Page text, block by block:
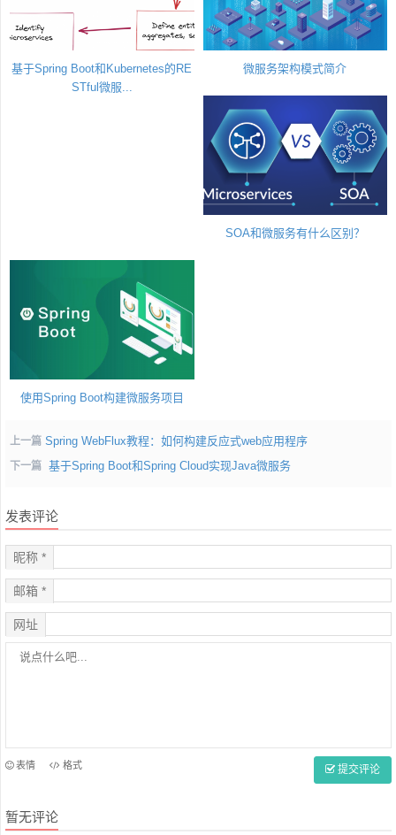
基于Spring Boot和Kubernetes的RE
STful微服...
微服务架构模式简介
SOA和微服务有什么区别？
使用Spring Boot构建微服务项目
上一篇 Spring WebFlux教程：如何构建反应式web应用程序
下一篇 基于Spring Boot和Spring Cloud实现Java微服务
发表评论
昵称 *
邮箱 *
网址
表情 格式 提交评论
暂无评论